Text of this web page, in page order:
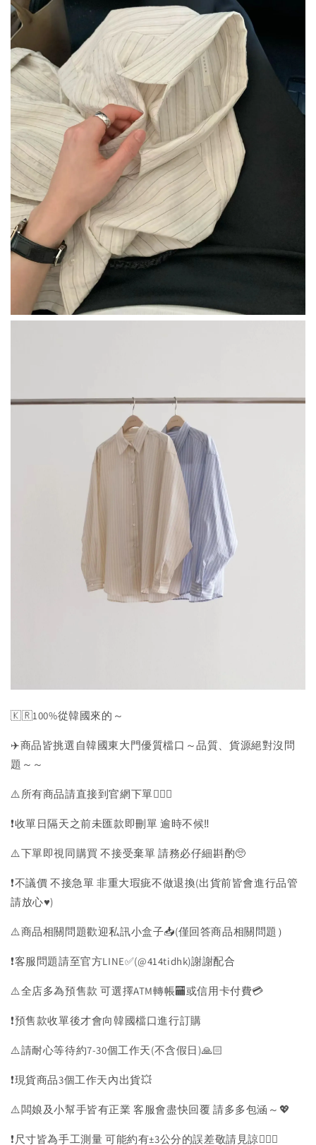
🇰🇷100%從韓國來的～
✈️商品皆挑選自韓國東大門優質檔口～品質、貨源絕對沒問
題～～
⚠️所有商品請直接到官網下單💁🏻‍♀️
❗️收單日隔天之前未匯款即刪單 逾時不候‼️
⚠️下單即視同購買 不接受棄單 請務必仔細斟酌🥺
❗️不議價 不接急單 非重大瑕疵不做退換(出貨前皆會進行品管
請放心♥️)
⚠️商品相關問題歡迎私訊小盒子📥(僅回答商品相關問題）
❗️客服問題請至官方LINE✅(@414tidhk)謝謝配合
⚠️全店多為預售款 可選擇ATM轉帳🏧或信用卡付費💳
❗️預售款收單後才會向韓國檔口進行訂購
⚠️請耐心等待約7-30個工作天(不含假日)🙏🏻
❗️現貨商品3個工作天內出貨💥
⚠️闆娘及小幫手皆有正業 客服會盡快回覆 請多多包涵～💖
❗️尺寸皆為手工測量 可能約有±3公分的誤差敬請見諒🙇🏻‍♀️